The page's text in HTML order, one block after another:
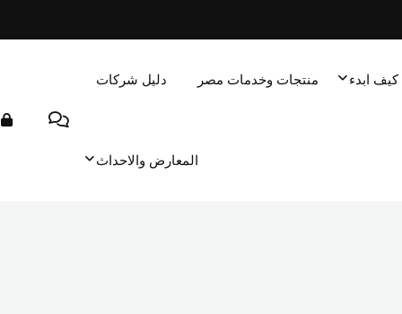
كيف ابدء منتجات وخدمات مصر دليل شركات
المعارض والاحداث